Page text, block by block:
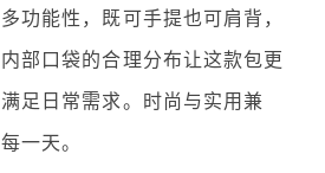
功能性，既可手提也可肩背，
部口袋的合理分布让这款包更
足日常需求。时尚与实用兼
一天。